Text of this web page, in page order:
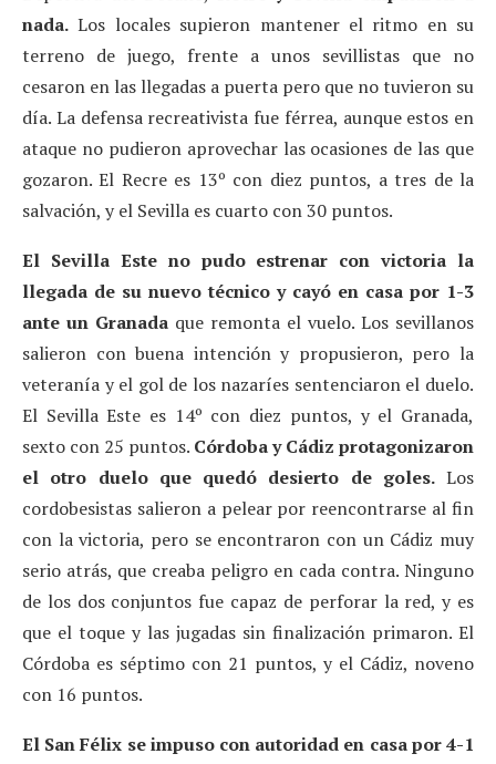
nada. Los locales supieron mantener el ritmo en su
terreno de juego, frente a unos sevillistas que no
cesaron en las llegadas a puerta pero que no tuvieron su
día. La defensa recreativista fue férrea, aunque estos en
ataque no pudieron aprovechar las ocasiones de las que
gozaron. El Recre es 13º con diez puntos, a tres de la
salvación, y el Sevilla es cuarto con 30 puntos.
El Sevilla Este no pudo estrenar con victoria la
llegada de su nuevo técnico y cayó en casa por 1-3
ante un Granada que remonta el vuelo. Los sevillanos
salieron con buena intención y propusieron, pero la
veteranía y el gol de los nazaríes sentenciaron el duelo.
El Sevilla Este es 14º con diez puntos, y el Granada,
sexto con 25 puntos. Córdoba y Cádiz protagonizaron
el otro duelo que quedó desierto de goles.Los
cordobesistas salieron a pelear por reencontrarse al fin
con la victoria, pero se encontraron con un Cádiz muy
serio atrás, que creaba peligro en cada contra. Ninguno
de los dos conjuntos fue capaz de perforar la red, y es
que el toque y las jugadas sin finalización primaron. El
Córdoba es séptimo con 21 puntos, y el Cádiz, noveno
con 16 puntos.
El San Félix se impuso con autoridad en casa por 4-1